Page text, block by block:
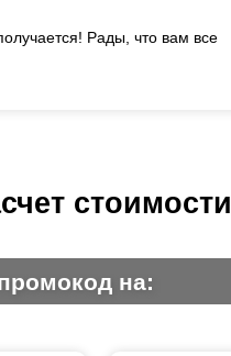
Рады, что вам все
стоимости
на: